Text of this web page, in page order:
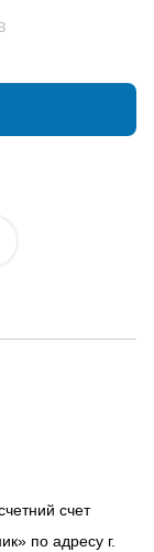
счет
по адресу г.